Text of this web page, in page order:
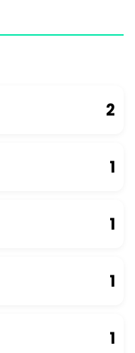
2
1
1
1
1